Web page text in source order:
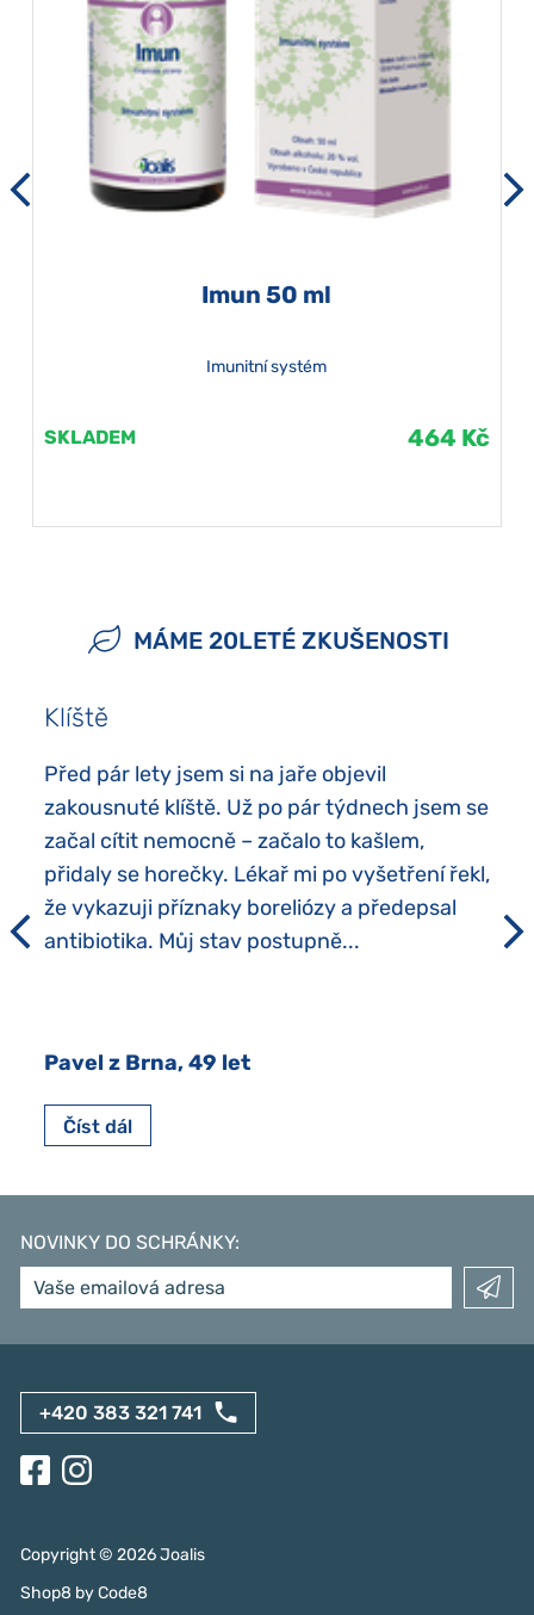
Imun 50 ml
Imunitní systém
SKLADEM 464 Kč
MÁME 20LETÉ ZKUŠENOSTI
Klíště
Před pár lety jsem si na jaře objevil
zakousnuté klíště. Už po pár týdnech jsem se
začal cítit nemocně – začalo to kašlem,
přidaly se horečky. Lékař mi po vyšetření řekl,
že vykazuji příznaky boreliózy a předepsal
antibiotika. Můj stav postupně...
Pavel z Brna, 49 let
Číst dál
NOVINKY DO SCHRÁNKY:
+420 383 321 741
Copyright © 2026Joalis
Shop8 byCode8